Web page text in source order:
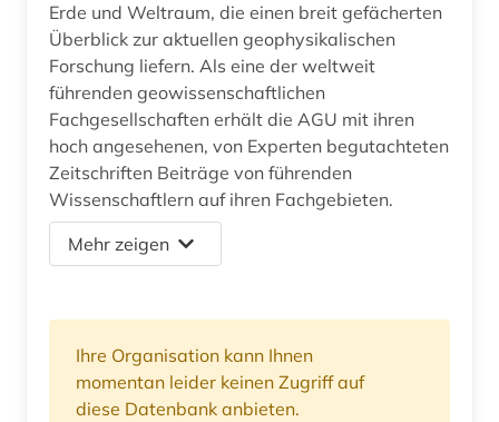
Erde und Weltraum, die einen breit gefächerten
Überblick zur aktuellen geophysikalischen
Forschung liefern. Als eine der weltweit
führenden geowissenschaftlichen
Fachgesellschaften erhält die AGU mit ihren
hoch angesehenen, von Experten begutachteten
Zeitschriften Beiträge von führenden
Wissenschaftlern auf ihren Fachgebieten.
Mehr zeigen
Ihre Organisation kann Ihnen
momentan leider keinen Zugriff auf
diese Datenbank anbieten.